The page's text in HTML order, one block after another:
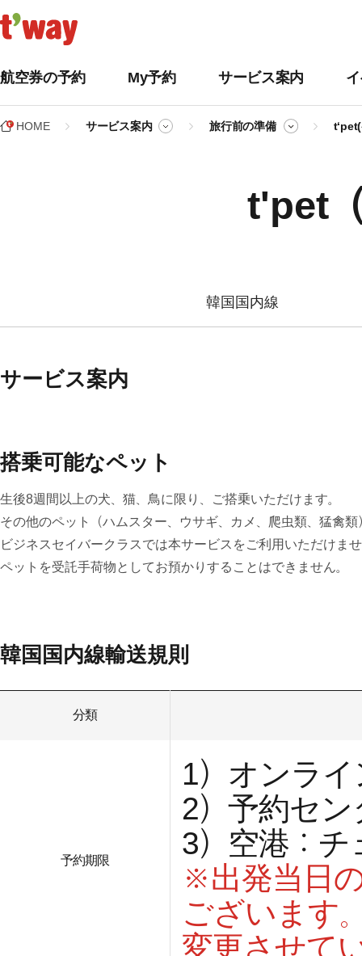
航空券の予約 My予約 サービス案内
HOME サービス案内 旅行前の準備
t'pet
韓国国内線
サービス案内
搭乗可能なペット
生後8週間以上の犬、猫、鳥に限り、ご搭乗いただけます。
その他のペット（ハムスター、ウサギ、カメ、爬虫類、猛禽
ビジネスセイバークラスでは本サービスをご利用いただけま
ペットを受託手荷物としてお預かりすることはできません。
韓国国内線輸送規則
分類
予約期限
1）オンラ
2）予約セ
3）空港：
※出発当日
ございます
変更させて